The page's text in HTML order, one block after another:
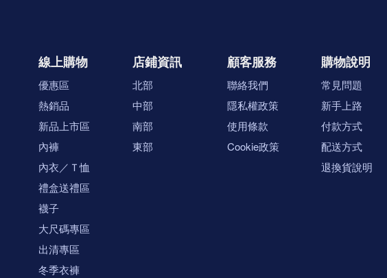
線上購物
優惠區
熱銷品
新品上市區
內褲
內衣／Ｔ恤
禮盒送禮區
襪子
大尺碼專區
出清專區
冬季衣褲
店鋪資訊
北部
中部
南部
東部
顧客服務
聯絡我們
隱私權政策
使用條款
Cookie政策
購物說明
常見問題
新手上路
付款方式
配送方式
退換貨說明